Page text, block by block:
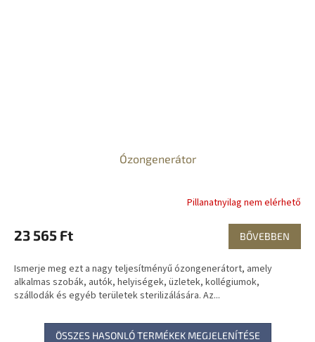
Ózongenerátor
Pillanatnyilag nem elérhető
23 565 Ft BŐVEBBEN
Ismerje meg ezt a nagy teljesítményű ózongenerátort, amely
alkalmas szobák, autók, helyiségek, üzletek, kollégiumok,
szállodák és egyéb területek sterilizálására. Az...
ÖSSZES HASONLÓ TERMÉKEK MEGJELENÍTÉSE